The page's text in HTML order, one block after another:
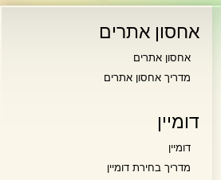
אחסון אתרים
אחסון אתרים
מדריך אחסון אתרים
דומיין
דומיין
מדריך בחירת דומיין